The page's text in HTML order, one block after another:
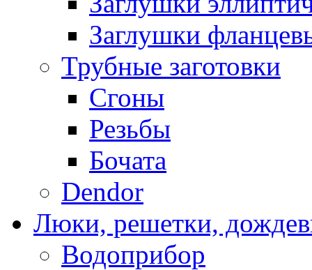
Заглушки
Трубные заготовки
Cгоны
Резьбы
Бочата
Dendor
Люки, решетки,
Водоприбор